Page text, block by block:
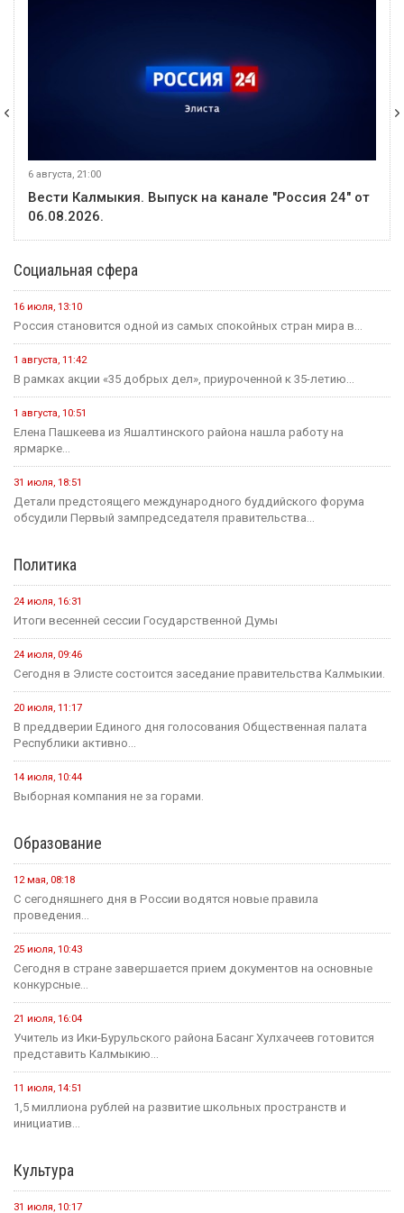
6 августа, 21:00
Вести Калмыкия. Выпуск на канале "Россия 24" от
06.08.2026.
Социальная сфера
16 июля, 13:10
Россия становится одной из самых спокойных стран мира в...
1 августа, 11:42
В рамках акции «35 добрых дел», приуроченной к 35-летию...
1 августа, 10:51
Елена Пашкеева из Яшалтинского района нашла работу на
ярмарке...
31 июля, 18:51
Детали предстоящего международного буддийского форума
обсудили Первый зампредседателя правительства...
Политика
24 июля, 16:31
Итоги весенней сессии Государственной Думы
24 июля, 09:46
Сегодня в Элисте состоится заседание правительства Калмыкии.
20 июля, 11:17
В преддверии Единого дня голосования Общественная палата
Республики активно...
14 июля, 10:44
Выборная компания не за горами.
Образование
12 мая, 08:18
С сегодняшнего дня в России водятся новые правила
проведения...
25 июля, 10:43
Сегодня в стране завершается прием документов на основные
конкурсные...
21 июля, 16:04
Учитель из Ики-Бурульского района Басанг Хулхачеев готовится
представить Калмыкию...
11 июля, 14:51
1,5 миллиона рублей на развитие школьных пространств и
инициатив...
Культура
31 июля, 10:17